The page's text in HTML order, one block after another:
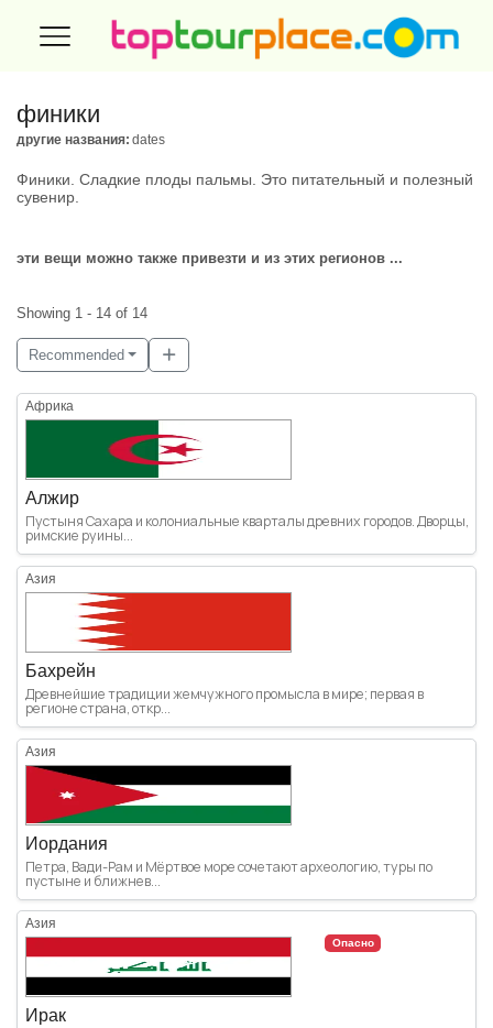
финики
другие названия: dates
Финики. Сладкие плоды пальмы. Это питательный и полезный
сувенир.
эти вещи можно также привезти и из этих регионов ...
Showing 1 - 14 of 14
Recommended
Африка
Алжир
Пустыня Сахара и колониальные кварталы древних городов. Дворцы,
римские руины...
Азия
Бахрейн
Древнейшие традиции жемчужного промысла в мире; первая в
регионе страна, откр...
Азия
Иордания
Петра, Вади-Рам и Мёртвое море сочетают археологию, туры по
пустыне и ближнев...
Азия
Опасно
Ирак